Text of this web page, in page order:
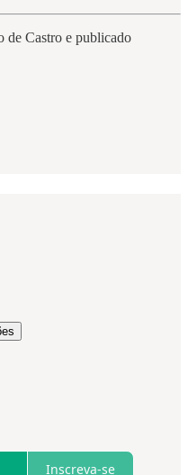
de Castro e publicado
Inscreva-se